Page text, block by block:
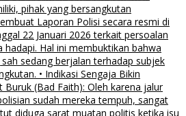
pihak yang bersangkutan
Laporan Polisi secara resmi di
22 Januari 2026 terkait persoalan
hadapi. Hal ini membuktikan bahwa
sedang berjalan terhadap subjek
• Indikasi Sengaja Bikin
Buruk (Bad Faith): Oleh karena jalur
sudah mereka tempuh, sangat
diduga sarat muatan politis ketika isu